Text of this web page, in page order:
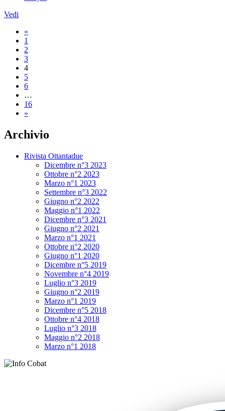
Vedi
«
1
2
3
4
5
6
…
16
»
Archivio
Rivista Ottantadue
Dicembre n°3 2023
Ottobre n°2 2023
Marzo n°1 2023
Settembre n°3 2022
Giugno n°2 2022
Maggio n°1 2022
Dicembre n°3 2021
Giugno n°2 2021
Marzo n°1 2021
Ottobre n°2 2020
Giugno n°1 2020
Dicembre n°5 2019
Novembre n°4 2019
Luglio n°3 2019
Giugno n°2 2019
Marzo n°1 2019
Dicembre n°5 2018
Ottobre n°4 2018
Luglio n°3 2018
Maggio n°2 2018
Marzo n°1 2018